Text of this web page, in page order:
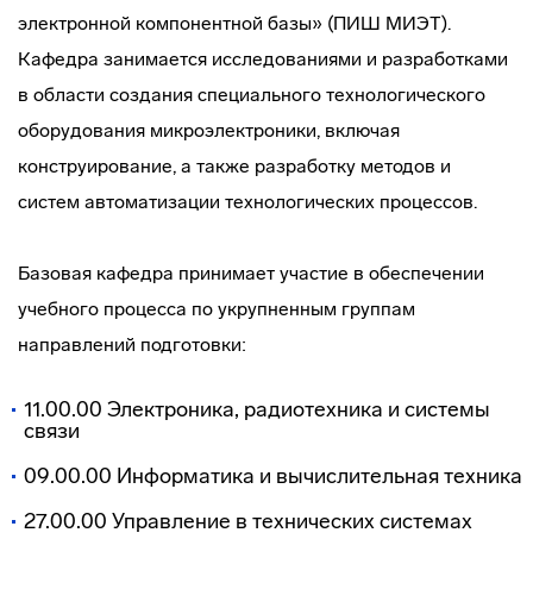
электронной компонентной базы» (ПИШ МИЭТ).
Кафедра занимается исследованиями и разработками
в области создания специального технологического
оборудования микроэлектроники, включая
конструирование, а также разработку методов и
систем автоматизации технологических процессов.
Базовая кафедра принимает участие в обеспечении
учебного процесса по укрупненным группам
направлений подготовки:
11.00.00 Электроника, радиотехника и системы
связи
09.00.00 Информатика и вычислительная техника
27.00.00 Управление в технических системах